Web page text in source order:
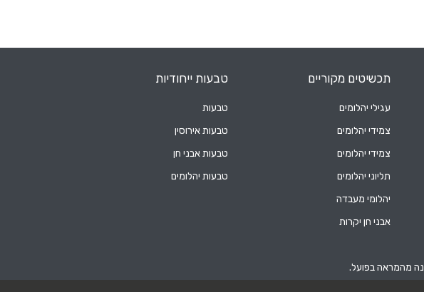
תכשיטים מקוריים
עגילי יהלומים
צמידי יהלומים
צמידי יהלומים
תליוני יהלומים
יהלומי מעבדה
אבני חן יקרות
טבעות ייחודיות
טבעות
טבעות אירוסין
טבעות אבני חן
טבעות יהלומים
מהמראה בפועל.